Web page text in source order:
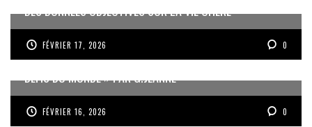
DES DONNÉES OBJECTIVES SUR LA VIE CHÈRE
FÉVRIER 17, 2026 0
« UN GOSIER FIER, FORT ET RESPONSABLE FACE AUX
DÉFIS DU MONDE » PAR G.JEANNE
FÉVRIER 16, 2026 0